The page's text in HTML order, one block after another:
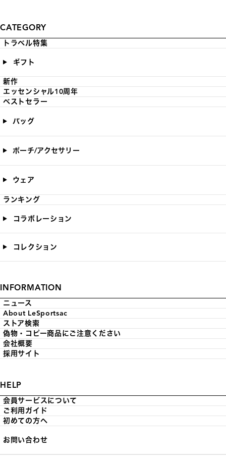
CATEGORY
トラベル特集
ギフト
新作
エッセンシャル10周年
ベストセラー
バッグ
ポーチ/アクセサリー
ウェア
ランキング
コラボレーション
コレクション
INFORMATION
ニュース
About LeSportsac
ストア検索
偽物・コピー商品にご注意ください
会社概要
採用サイト
HELP
会員サービスについて
ご利用ガイド
初めての方へ
お問い合わせ